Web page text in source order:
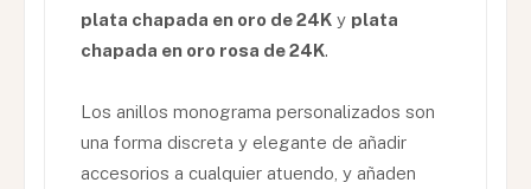
plata chapada en oro de 24K y plata
chapada en oro rosa de 24K.
Los anillos monograma personalizados son
una forma discreta y elegante de añadir
accesorios a cualquier atuendo, y añaden